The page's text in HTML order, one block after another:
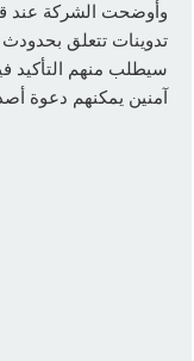
وأوضحت الشركة عند
تدوينات تتعلق
سيطلب منهم التأكيد
آمنين يمكنهم دعوة